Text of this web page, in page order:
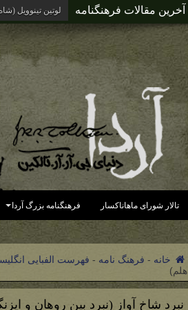
آخرین مقالات فرهنگنامه لوتین تینوویل
تالار شورای ماهاناکسار فرهنگنامه بزرگ آردا
خانه - فرهنگ نامه - فهرست الفبایی
هلم)
نبرد شاخ آواز (نبرد بین روهان و